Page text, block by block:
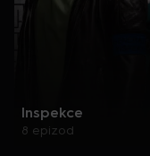
Inspekce
8 epizod